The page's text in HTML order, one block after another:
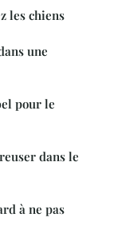
les chiens
une
pour le
dans le
à ne pas